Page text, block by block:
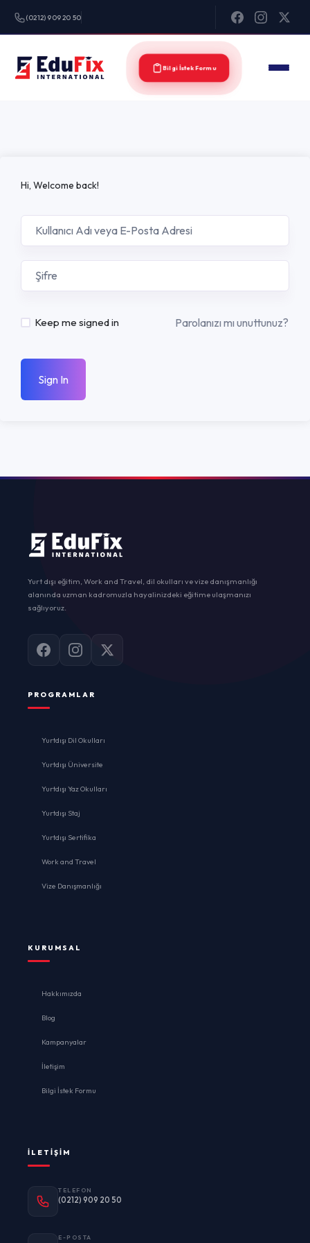
(0212) 909 20 50
Bilgi İstek Formu
Hi, Welcome back!
Keep me signed in Parolanızı mı unuttunuz?
Sign In
Yurt dışı eğitim, Work and Travel, dil okulları ve vize danışmanlığı
alanında uzman kadromuzla hayalinizdeki eğitime ulaşmanızı
sağlıyoruz.
PROGRAMLAR
Yurtdışı Dil Okulları
Yurtdışı Üniversite
Yurtdışı Yaz Okulları
Yurtdışı Staj
Yurtdışı Sertifika
Work and Travel
Vize Danışmanlığı
KURUMSAL
Hakkımızda
Blog
Kampanyalar
İletişim
Bilgi İstek Formu
İLETIŞIM
TELEFON
(0212) 909 20 50
E-POSTA